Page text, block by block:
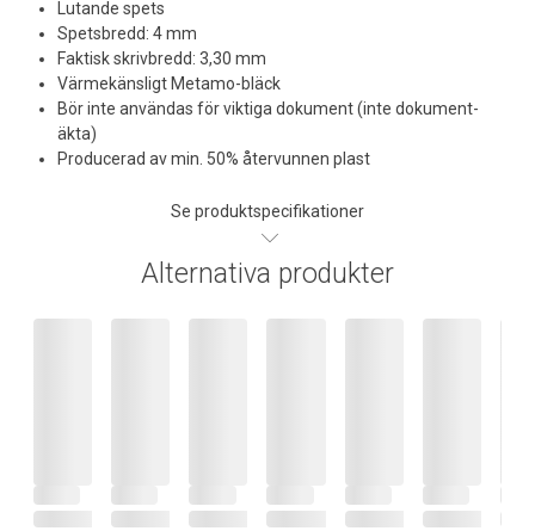
Lutande spets
Spetsbredd: 4 mm
Faktisk skrivbredd: 3,30 mm
Värmekänsligt Metamo-bläck
Bör inte användas för viktiga dokument (inte dokument-
äkta)
Producerad av min. 50% återvunnen plast
Se produktspecifikationer
Alternativa produkter